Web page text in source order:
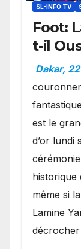
SL-INFO TV
Foot:
t-il
Ballon
Dakar,
est le
d’or lundi
historique
même si
Lamine